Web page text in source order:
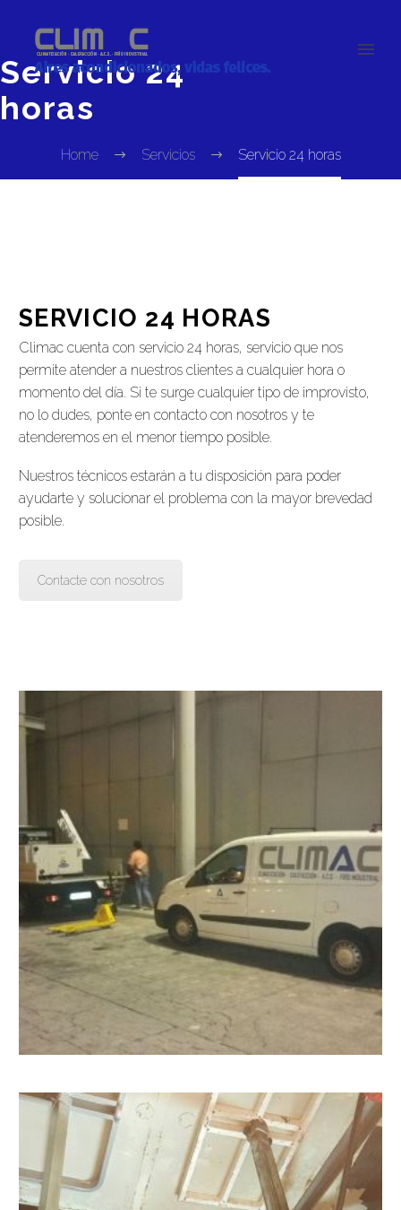
Servicio 24
horas
Home Servicios Servicio 24 horas
SERVICIO 24 HORAS
Climac cuenta con servicio 24 horas, servicio que nos
permite atender a nuestros clientes a cualquier hora o
momento del día. Si te surge cualquier tipo de improvisto,
no lo dudes, ponte en contacto con nosotros y te
atenderemos en el menor tiempo posible.
Nuestros técnicos estarán a tu disposición para poder
ayudarte y solucionar el problema con la mayor brevedad
posible.
Contacte con nosotros